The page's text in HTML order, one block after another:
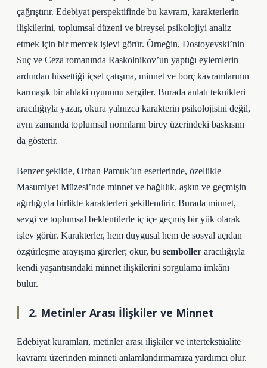
çağrıştırır. Edebiyat perspektifinde bu kavram, karakterlerin
ilişkilerini, toplumsal düzeni ve bireysel psikolojiyi analiz
etmek için bir mercek işlevi görür. Örneğin, Dostoyevski’nin
Suç ve Ceza romanında Raskolnikov’un yaptığı eylemlerin
ardından hissettiği içsel çatışma, minnet ve borç kavramlarının
karmaşık bir ahlaki oyununu sergiler. Burada anlatı teknikleri
aracılığıyla yazar, okura yalnızca karakterin psikolojisini değil,
aynı zamanda toplumsal normların birey üzerindeki baskısını
da gösterir.
Benzer şekilde, Orhan Pamuk’un eserlerinde, özellikle
Masumiyet Müzesi’nde minnet ve bağlılık, aşkın ve geçmişin
ağırlığıyla birlikte karakterleri şekillendirir. Burada minnet,
sevgi ve toplumsal beklentilerle iç içe geçmiş bir yük olarak
işlev görür. Karakterler, hem duygusal hem de sosyal açıdan
özgürleşme arayışına girerler; okur, bu semboller aracılığıyla
kendi yaşantısındaki minnet ilişkilerini sorgulama imkânı
bulur.
2. Metinler Arası İlişkiler ve Minnet
Edebiyat kuramları, metinler arası ilişkiler ve intertekstüalite
kavramı üzerinden minneti anlamlandırmamıza yardımcı olur.